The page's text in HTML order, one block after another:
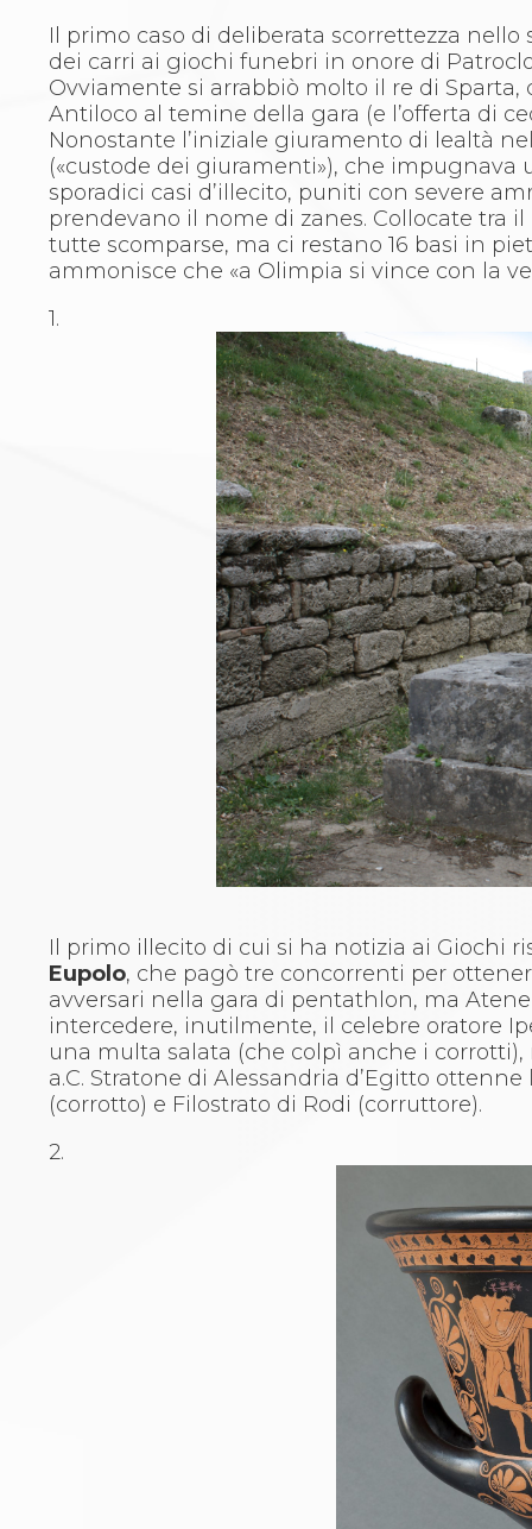
Judo
La disciplina
News
Attività Didattica
Gare e Risultati
Albi Federali
Arbitri
Lotta
La disciplina
News
Albi Federali
Karate
La disciplina
News
Gare e Risultati
Attività Didattica
Albi Federali
Arti marziali
Aikido
Ju Jitsu
Sumo
Capoeira
Grappling
BJJ
Pancrazio/Pankration
S'istrumpa
News
Calendario Attività
Difesa Personale MGA
La disciplina
News
Merchandising
Cerca
Contatti
News
Cookies Accept
Newsletter
Catalogo formativo
Webinar
Corsi Preparatore Fisico
Edutraining class - Didattica infantile
Corso dirigenti sportivi
Il primo caso di deliberata scorrettezza
dei carri ai giochi funebri in onore di
Ovviamente si arrabbiò molto il re di
Antiloco al temine della gara (e l’offerta di
Nonostante l’iniziale giuramento di lealtà
(«custode dei giuramenti»), che
sporadici casi d’illecito, puniti con severe
prendevano il nome di zanes. Collocate tra
tutte scomparse, ma ci restano 16 basi in
ammonisce che «a Olimpia si vince con la
1.
Il primo illecito di cui si ha notizia ai Giochi
Eupolo, che pagò tre concorrenti per
avversari nella gara di pentathlon, ma
intercedere, inutilmente, il celebre oratore
una multa salata (che colpì anche i
a.C. Stratone di Alessandria d’Egitto
(corrotto) e Filostrato di Rodi (corruttore).
2.